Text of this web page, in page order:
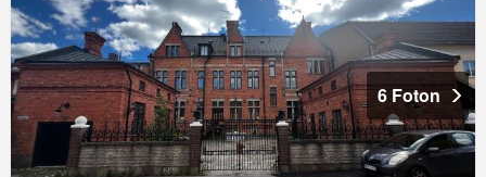
6 Foton